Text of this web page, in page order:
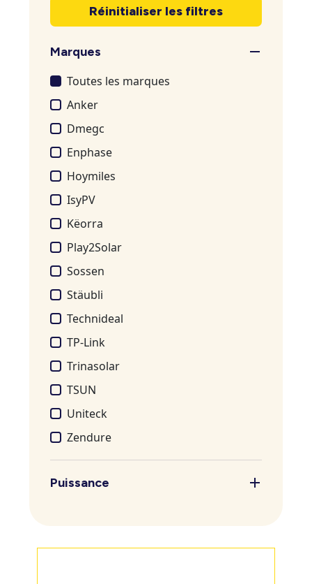
Réinitialiser les filtres
Marques
Toutes les marques
Anker
Dmegc
Enphase
Hoymiles
IsyPV
Këorra
Play2Solar
Sossen
Stäubli
Technideal
TP-Link
Trinasolar
TSUN
Uniteck
Zendure
Puissance